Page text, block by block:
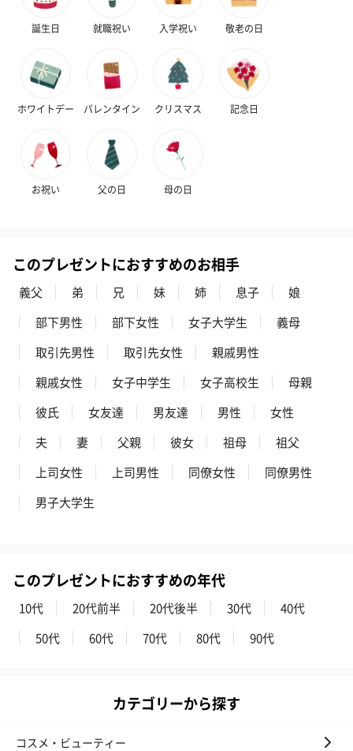
中国（内モンゴル自治区）
【注意事項】
ざいます。予めご了承ください。
商品オプション情報
刺繍名入れ
場合がございます。予めご了承ください。（漢字、ひらがな・ピ
リオド不可）
※半角英字でご入力ください。また、文字は筆記体で刺繍される
力をお願いします。
※全て大文字でご入力いただいた場合、刻印スペースの関係で頭
文字以外を小文字に変更して刺繍する場合があります。
あり（770円）
紙袋
お渡し用の紙袋です。
商品に合わせたサイズをお届けします。
誕生日 就職祝い 入学祝い 敬老の日
ホワイトデー バレンタイン クリスマス 記念日
お祝い 父の日 母の日
このプレゼントにおすすめのお相手
義父 弟 兄 妹 姉 息子
娘
部下男性
部下女性 女子大学生
義母
取引先男性
取引先女性
親戚男性
親戚女性
女子中学生 女子高校生
母親
彼氏
女友達 男友達 男性
女性
夫
妻 父親 彼女 祖母
祖父
上司女性
上司男性 同僚女性
同僚男性
男子大学生
このプレゼントにおすすめの年代
10代 20代前半 20代後半 30代
40代
50代
60代 70代 80代 90代
カテゴリーから探す
コスメ・ビューティー